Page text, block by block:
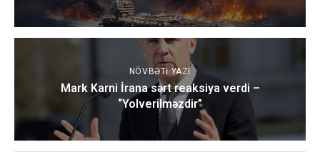
NÖVBƏTI YAZI
Mark Karni İrana sərt reaksiya verdi –
“Yolverilməzdir”